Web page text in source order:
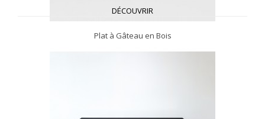
DÉCOUVRIR
Plat à Gâteau en Bois